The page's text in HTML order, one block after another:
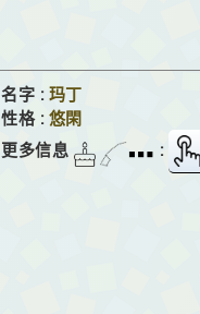
名字 : 玛丁
性格 : 悠閑
更多信息
: